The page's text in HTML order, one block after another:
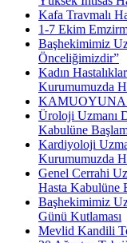
Kafa Travmalı
1-7 Ekim
Başhekimimiz
Önceliğimizdir”
Kadın
Kurumumuzda
Üroloji Uzmanı
Kabulüne
Kardiyoloji
Kurumumuzda
Genel Cerrahi
Hasta Kabulüne
Başhekimimiz
Günü Kutlaması
Mevlid Kandili